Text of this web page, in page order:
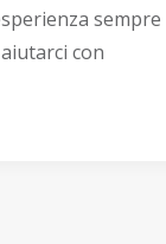
sempre
con